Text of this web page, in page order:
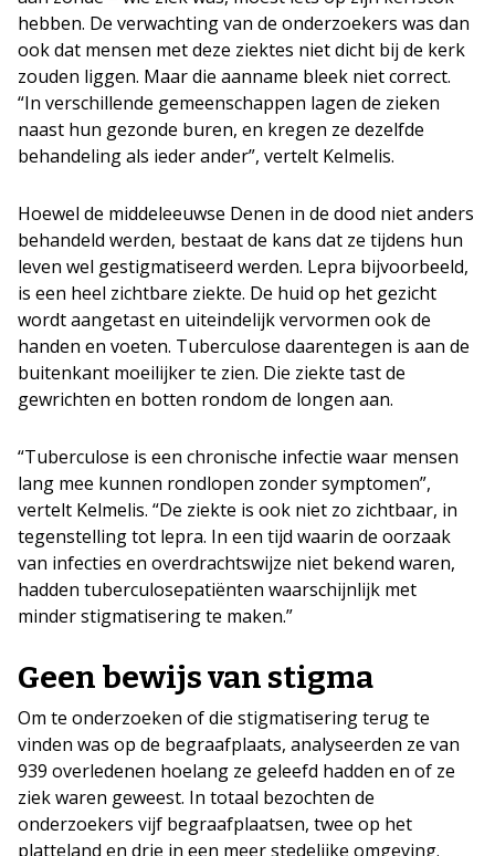
hebben. De verwachting van de onderzoekers was dan
ook dat mensen met deze ziektes niet dicht bij de kerk
zouden liggen. Maar die aanname bleek niet correct.
“In verschillende gemeenschappen lagen de zieken
naast hun gezonde buren, en kregen ze dezelfde
behandeling als ieder ander”, vertelt Kelmelis.
Hoewel de middeleeuwse Denen in de dood niet anders
behandeld werden, bestaat de kans dat ze tijdens hun
leven wel gestigmatiseerd werden. Lepra bijvoorbeeld,
is een heel zichtbare ziekte. De huid op het gezicht
wordt aangetast en uiteindelijk vervormen ook de
handen en voeten. Tuberculose daarentegen is aan de
buitenkant moeilijker te zien. Die ziekte tast de
gewrichten en botten rondom de longen aan.
“Tuberculose is een chronische infectie waar mensen
lang mee kunnen rondlopen zonder symptomen”,
vertelt Kelmelis. “De ziekte is ook niet zo zichtbaar, in
tegenstelling tot lepra. In een tijd waarin de oorzaak
van infecties en overdrachtswijze niet bekend waren,
hadden tuberculosepatiënten waarschijnlijk met
minder stigmatisering te maken.”
Geen bewijs van stigma
Om te onderzoeken of die stigmatisering terug te
vinden was op de begraafplaats, analyseerden ze van
939 overledenen hoelang ze geleefd hadden en of ze
ziek waren geweest. In totaal bezochten de
onderzoekers vijf begraafplaatsen, twee op het
platteland en drie in een meer stedelijke omgeving.